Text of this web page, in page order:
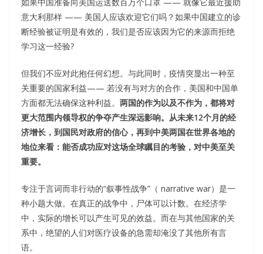
意大利那样 —— 美国人应该欢迎它们吗？如果中国建立的诊
断经验被证明是有效的，我们是否应该因为它的来源而拒绝
学习这一经验?
但我们不应对此抱任何幻想。与此同时，疫情突显出一种至
关重要的国家利益—— 若没有与对方的合作，美国和中国单
方面都无法确保这种利益。 两国的作为以及不作为 ，都将对
更大范围内领导权的争夺产生深远影响。从未来12个月的经
济增长，到国民对政府的信心，再到中美两国在世界各地的
地位来看：能否成功应对这场全球瞩目的考验，对中美至关
重要。
专注于言词而非行动的“叙事性战争”（ narrative war）是一
种小题大做。在真正的战争中，尸体可以计数。在经济学
中，实际的增长可以产生可见的效益。而在与其他国家的关
系中，绝望的人们对医疗设备的急需却淹没了其他所有言
语。